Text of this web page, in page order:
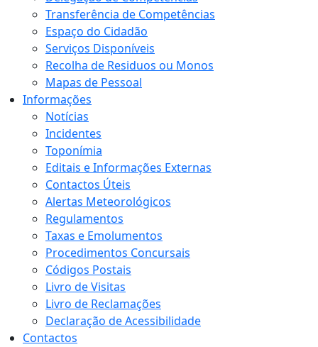
Transferência de Competências
Espaço do Cidadão
Serviços Disponíveis
Recolha de Residuos ou Monos
Mapas de Pessoal
Informações
Notícias
Incidentes
Toponímia
Editais e Informações Externas
Contactos Úteis
Alertas Meteorológicos
Regulamentos
Taxas e Emolumentos
Procedimentos Concursais
Códigos Postais
Livro de Visitas
Livro de Reclamações
Declaração de Acessibilidade
Contactos